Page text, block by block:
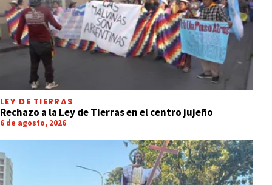
LEY DE TIERRAS
Rechazo a la Ley de Tierras en el centro jujeño
6 de agosto, 2026